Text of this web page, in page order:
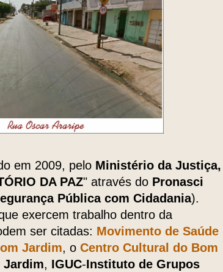
em 2009, pelo Ministério da Justiça,
DA PAZ" através do Pronasci
Pública com Cidadania).
exercem trabalho dentro da
ser citadas: Movimento de Saúde
Jardim, o Centro Cultural do Bom
Jardim, IGUC-Instituto de Grupos